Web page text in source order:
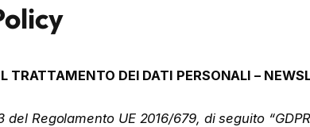
TRATTAMENTO DEI DATI PERSONALI –
del Regolamento UE 2016/679, di seguito